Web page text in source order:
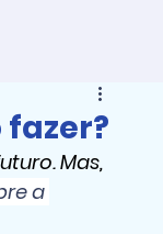
Mas,
a